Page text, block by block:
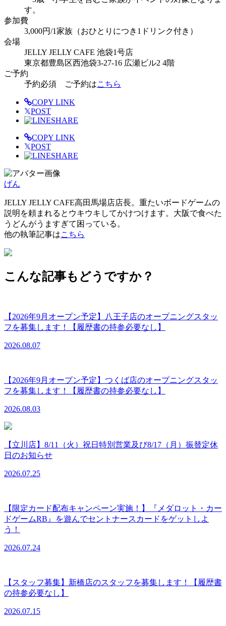
す。
参加費
3,000円/1家族（おひとりにつき1ドリンク付き）
会場
JELLY JELLY CAFE 池袋1号店
東京都豊島区西池袋3-27-16 広瀬ビル2 4階
ご予約
予約必須 ご予約はこちら
COPY LINK
𝕏POST
SHARE
COPY LINK
𝕏POST
SHARE
げん
JELLY JELLY CAFE高田馬場店店長。重たいボードゲームの
説明を頼まれるとウキウキしてかけつけます。大阪で食べた
うどんがうますぎて困っている。
他の執筆記事はこちら
こんな記事もどうですか？
【2026年9月オープン予定】八王子店のオープニングスタッ
フを募集します！【履歴書の持参必要なし】
2026.08.07
【2026年9月オープン予定】つくば店のオープニングスタッ
フを募集します！【履歴書の持参必要なし】
2026.08.03
【立川店】8/11（火）祝日特別営業及び8/17（月）振替定休
日のお知らせ
2026.07.25
【限定カード配布キャンペーン実施！】『メダロット・カー
ドゲームRB』を遊んでセントナースカードをゲットしよ
う！
2026.07.24
【スタッフ募集】新橋店のスタッフを募集します！【履歴書
の持参必要なし】
2026.07.15